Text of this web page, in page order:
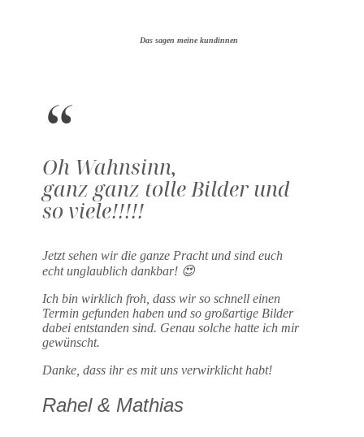
Das sagen meine kundinnen
Oh Wahnsinn,
ganz ganz tolle Bilder und
so viele!!!!!
Jetzt sehen wir die ganze Pracht und sind euch
echt unglaublich dankbar! 😍
Ich bin wirklich froh, dass wir so schnell einen
Termin gefunden haben und so großartige Bilder
dabei entstanden sind. Genau solche hatte ich mir
gewünscht.
Danke, dass ihr es mit uns verwirklicht habt!
Rahel & Mathias